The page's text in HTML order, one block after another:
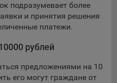
220069 г. Минск, пр-т
которые
г. Москва, Ленинградский
«SkyLight».
подразумевает более
и принятия решения
платежи.
рублей
предложениями на 10
его могут граждане от